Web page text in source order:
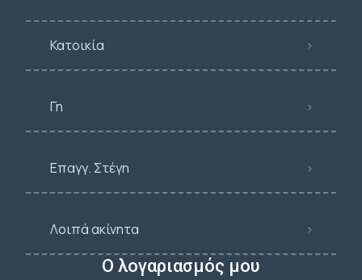
Κατοικία
Γη
Επαγγ. Στέγη
Λοιπά ακίνητα
Ο λογαριασμός μου